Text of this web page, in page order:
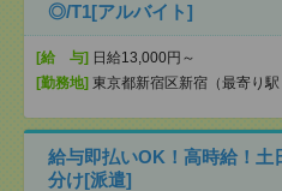
◎/T1[アルバイト]
[給 与] 日給13,000円～
[勤務地] 東京都新宿区新宿（最寄り駅
給与即払いOK！高時給！土
分け[派遣]